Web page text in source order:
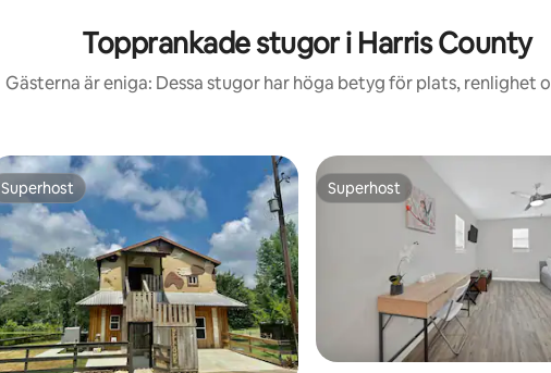
Topprankade stugor i Harris County
Gästerna är eniga: Dessa stugor har höga betyg för plats, renlighet
Superhost
Superhost Superhost
Superhost